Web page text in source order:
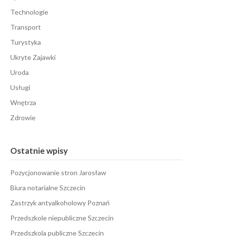
Technologie
Transport
Turystyka
Ukryte Zajawki
Uroda
Usługi
Wnętrza
Zdrowie
Ostatnie wpisy
Pozycjonowanie stron Jarosław
Biura notarialne Szczecin
Zastrzyk antyalkoholowy Poznań
Przedszkole niepubliczne Szczecin
Przedszkola publiczne Szczecin